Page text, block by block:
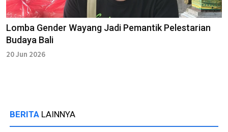
Lomba Gender Wayang Jadi Pemantik Pelestarian
Budaya Bali
20 Jun 2026
BERITA LAINNYA